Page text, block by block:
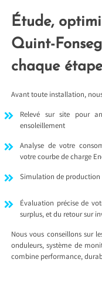
Étude,
Quint-
chaque
Avant toute installation,
Relevé sur site pour
ensoleillement
Analyse de votre
votre courbe de charge
Simulation de
Évaluation précise de
surplus, et du retour sur
Nous vous conseillons sur
onduleurs, système de
combine performance,